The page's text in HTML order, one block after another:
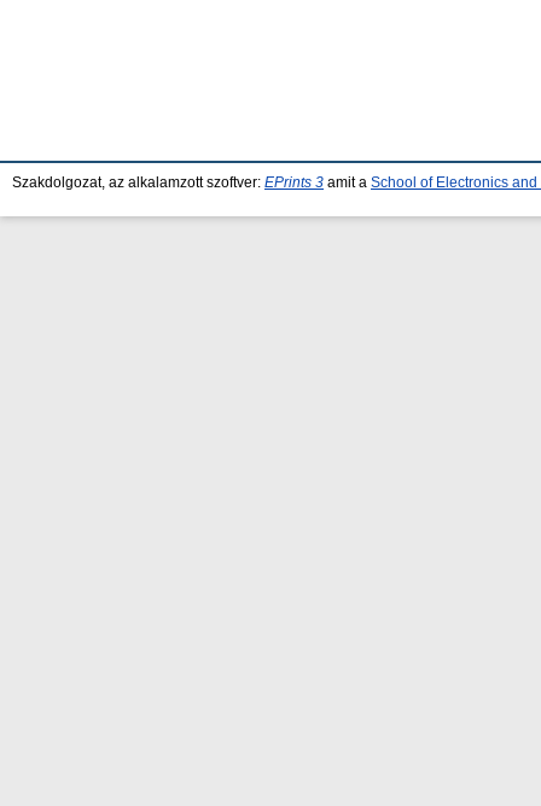
Szakdolgozat, az alkalamzott szoftver: EPrints 3 amit a School of Electronics